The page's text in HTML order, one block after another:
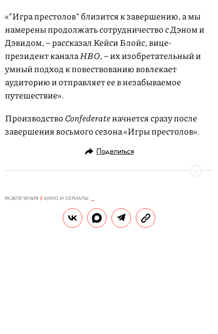
«"Игра престолов" близится к завершению, а мы
намерены продолжать сотрудничество с Дэном и
Дэвидом, – рассказал Кейси Блойс, вице-
президент каналаНВО, – их изобретательный и
умный подход к повествованию вовлекает
аудиторию и отправляет ее в незабываемое
путешествие».
ПроизводствоConfederateначнется сразу после
завершения восьмого сезона «Игры престолов».
Поделиться
РАЗВЛЕЧЕНИЯ
КИНО И СЕРИАЛЫ
ОБНОВЛЕНО 14.02.2026, 20:27
HBO опубликовал записку Серсеи